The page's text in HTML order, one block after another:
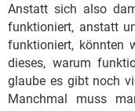
Anstatt sich also
funktioniert, anstatt
funktioniert, könnten
dieses, warum
glaube es gibt noch
Manchmal muss